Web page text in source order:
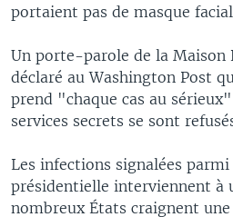
portaient pas de masque
Un porte-parole de la Maison
déclaré au Washington Post
prend "chaque cas au
services secrets se sont
Les infections signalées
présidentielle interviennent à
nombreux États craignent